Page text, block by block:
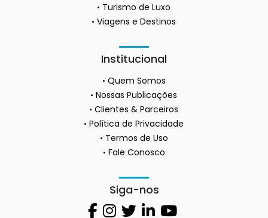
Turismo de Luxo
Viagens e Destinos
Institucional
Quem Somos
Nossas Publicações
Clientes & Parceiros
Política de Privacidade
Termos de Uso
Fale Conosco
Siga-nos